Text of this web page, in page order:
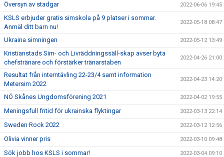
Översyn av stadgar 2022-06-06 19:45
KSLS erbjuder gratis simskola på 9 platser i sommar.
Anmäl ditt barn nu!
2022-05-18 08:47
Ukraina simningen 2022-05-12 13:49
Kristianstads Sim- och Livräddningssäll-skap avser byta
chefstränare och förstärker tränarstaben
2022-04-26 21:00
Resultat från interntävling 22-23/4 samt information
Metersim 2022
2022-04-23 14:20
NÖ Skånes Ungdomsförening 2021 2022-04-02 19:55
Meningsfull fritid för ukrainska flyktingar 2022-03-13 22:14
Sweden Rock 2022 2022-03-12 12:56
Olivia vinner pris 2022-03-10 09:48
Sök jobb hos KSLS i sommar! 2022-03-04 09:10